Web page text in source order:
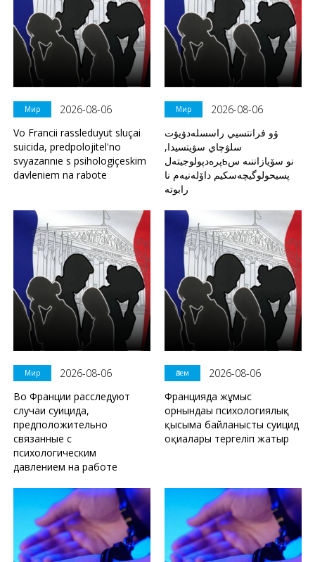
Мир
2026-08-06
Vo Francii rassleduyut sluçai
suicida, predpolojitel'no
svyazannıe s psihologiçeskim
davleniem na rabote
Мир
2026-08-06
ۆو فرانتسيي راسسلەدۋيۋت
سلۋچاي سۋيتسيدا,
پرەدپولوجيتەلьنو سۆيازاننىە س
پسيحولوگيچەسكيم داۆلەنيەم نا
رابوتە
Мир
2026-08-06
Во Франции расследуют
случаи суицида,
предположительно
связанные с
психологическим
давлением на работе
Әлем
2026-08-06
Францияда жұмыс
орнындағы психологиялық
қысымға байланысты суицид
оқиғалары тергеліп жатыр